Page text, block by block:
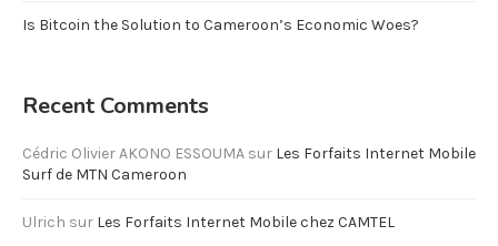
Is Bitcoin the Solution to Cameroon’s Economic Woes?
Recent Comments
Cédric Olivier AKONO ESSOUMA sur Les Forfaits Internet Mobile
Surf de MTN Cameroon
Ulrich sur Les Forfaits Internet Mobile chez CAMTEL